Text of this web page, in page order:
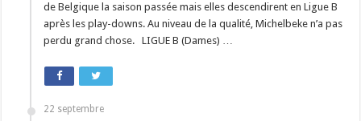
de Belgique la saison passée mais elles descendirent en Ligue B
après les play-downs. Au niveau de la qualité, Michelbeke n’a pas
perdu grand chose. LIGUE B (Dames) …
22 septembre